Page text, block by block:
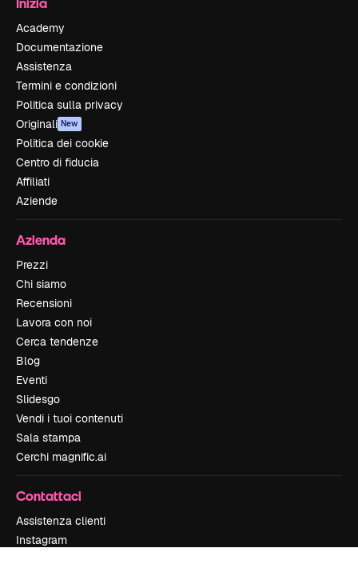
Academy
Documentazione
Assistenza
Termini e condizioni
Politica sulla privacy
Originali New
Politica dei cookie
Centro di fiducia
Affiliati
Aziende
Azienda
Prezzi
Chi siamo
Recensioni
Lavora con noi
Cerca tendenze
Blog
Eventi
Slidesgo
Vendi i tuoi contenuti
Sala stampa
Cerchi magnific.ai
Contattaci
Assistenza clienti
Instagram